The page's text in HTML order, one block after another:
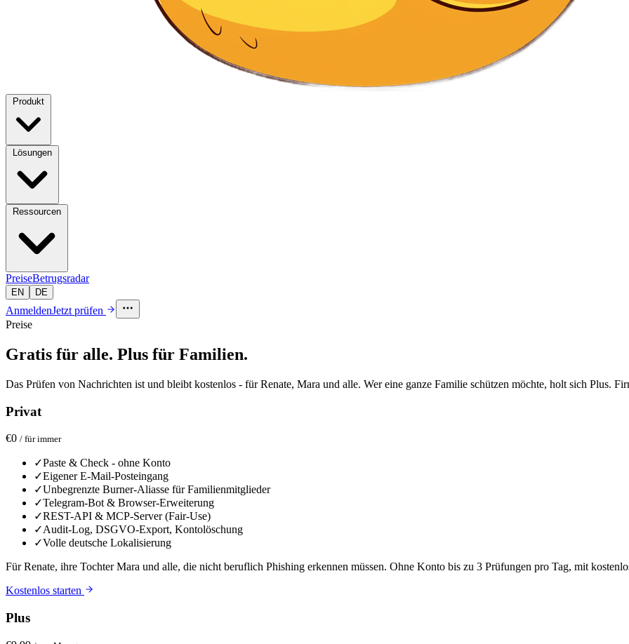
PreiseBetrugsradar
EN DE
AnmeldenJetzt prüfen
Preise
Gratis für alle. Plus für Familien.
Das Prüfen von Nachrichten ist und bleibt kostenlos - für Renate, Mara und alle. Wer eine ganze Familie schützen möchte, holt sich Plus.
Privat
€0 / für immer
✓Paste & Check - ohne Konto
✓Eigener E-Mail-Posteingang
✓Unbegrenzte Burner-Aliasse für Familienmitglieder
✓Telegram-Bot & Browser-Erweiterung
✓REST-API & MCP-Server (Fair-Use)
✓Audit-Log, DSGVO-Export, Kontolöschung
✓Volle deutsche Lokalisierung
Für Renate, ihre Tochter Mara und alle, die nicht beruflich Phishing erkennen müssen. Ohne Konto bis zu 3 Prüfungen pro Tag, mit
Kostenlos starten
Plus